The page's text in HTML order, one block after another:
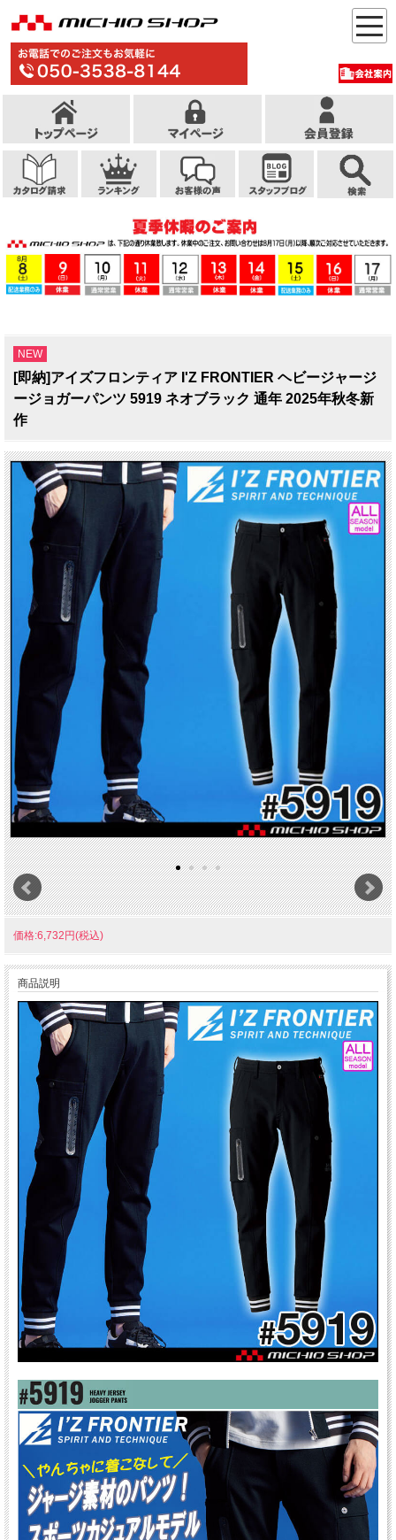
NEW
[即納]アイズフロンティア I'Z FRONTIER ヘビージャージ
ージョガーパンツ 5919 ネオブラック 通年 2025年秋冬新
作
価格:6,732円(税込)
商品説明